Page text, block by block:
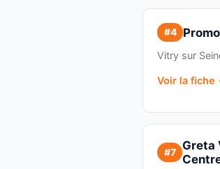
#4
Vitry sur
Voir la fiche
#7
Greta